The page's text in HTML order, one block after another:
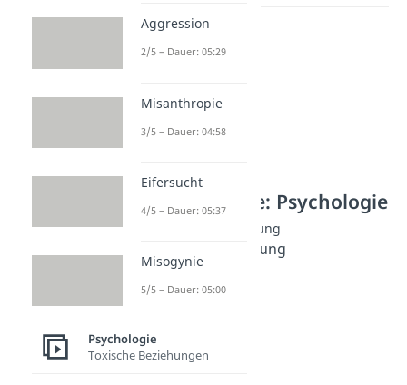
Weitere Inhalte: Psychologie
Besondere Wahrnehmung
Wahrnehmungsstörung
Dauer: 06:07
Synästhesie
Dauer: 04:26
Dauer: 04:29
Eskapismus
Aggression
2/5 – Dauer: 05:29
Misanthropie
3/5 – Dauer: 04:58
Eifersucht
4/5 – Dauer: 05:37
Misogynie
5/5 – Dauer: 05:00
Psychologie
Toxische Beziehungen